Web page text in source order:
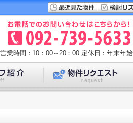
営業時間：10：00～20：00 定休日：年末年始